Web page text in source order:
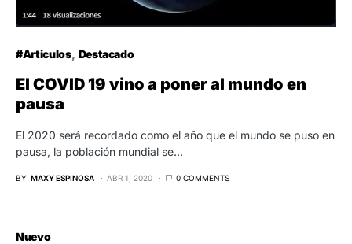
#Articulos Destacado
El COVID 19 vino a poner al mundo en
pausa
El 2020 será recordado como el año que el mundo se puso en
pausa, la población mundial se…
BY MAXY ESPINOSA ABR 1, 2020 0 COMMENTS
Nuevo